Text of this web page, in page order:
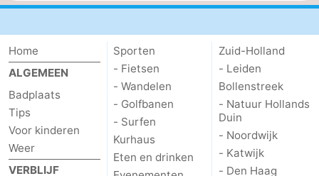
Home
ALGEMEEN
Badplaats
Tips
Voor kinderen
Weer
VERBLIJF
Sporten
- Fietsen
- Wandelen
- Golfbanen
- Surfen
Kurhaus
Eten en drinken
Zuid-Holland
- Leiden
Bollenstreek
- Natuur Hollands
Duin
- Noordwijk
- Katwijk
- Den Haag